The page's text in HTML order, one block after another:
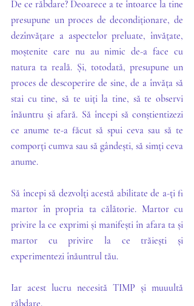
De ce răbdare? Deoarece a te întoarce la tine
presupune un proces de decondiționare, de
dezînvățare a aspectelor preluate, învățate,
moștenite care nu au nimic de-a face cu
natura ta reală. Și, totodată, presupune un
proces de descoperire de sine, de a învăța să
stai cu tine, să te uiți la tine, să te observi
înăuntru și afară. Să începi să conștientizezi
ce anume te-a făcut să spui ceva sau să te
comporți cumva sau să gândești, să simți ceva
anume.
Să începi să dezvolți acestă abilitate de a-ți fi
martor în propria ta călătorie. Martor cu
privire la ce exprimi și manifești în afara ta și
martor cu privire la ce trăiești și
experimentezi înăuntrul tău.
Iar acest lucru necesită TIMP și muuultă
răbdare.